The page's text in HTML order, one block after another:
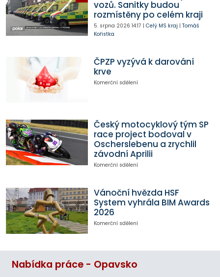
vozů. Sanitky budou
rozmístěny po celém kraji
5. srpna 2026 14:17 | Celý MS kraj | Tomáš
Kořistka
ČPZP vyzývá k darování
krve
Komerční sdělení
Český motocyklový tým SP
race project bodoval v
Oscherslebenu a zrychlil
závodní Aprilii
Komerční sdělení
Vánoční hvězda HSF
System vyhrála BIM Awards
2026
Komerční sdělení
Nabídka práce - Opavsko